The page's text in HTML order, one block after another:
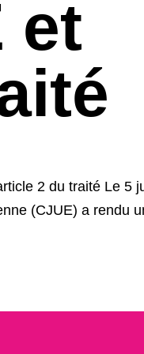
et
2 du traité Le 5
(CJUE) a rendu